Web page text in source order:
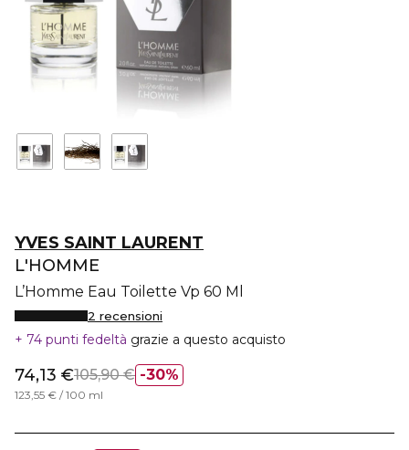
YVES SAINT LAURENT
L'HOMME
L’Homme Eau Toilette Vp 60 Ml
2 recensioni
74 punti fedeltà grazie a questo acquisto
30%
74,13 €105,90 €
123,55 € / 100 ml